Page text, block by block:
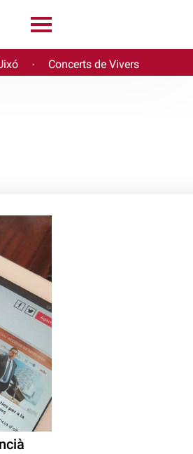
· Concerts de Vivers